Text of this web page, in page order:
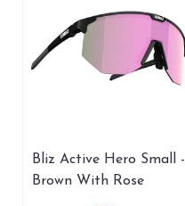
Bliz Active Hero Small -
Brown With Rose